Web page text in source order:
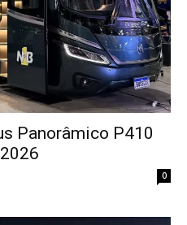
Panorâmico P410
0